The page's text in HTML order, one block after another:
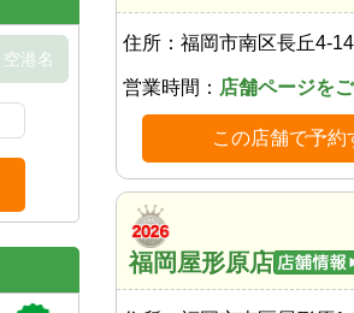
住所： 福岡市南区長丘4-
営業時間： 店舗ページを
この店舗で予約
福岡屋形原店
空港名